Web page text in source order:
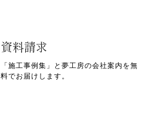
資料請求
「施工事例集」と夢工房の会社案内を無
料でお届けします。